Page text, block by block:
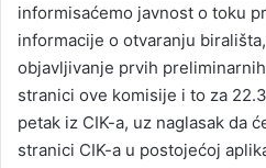
informisaćemo javnost o toku
informacije o otvaranju
objavljivanje prvih
stranici ove komisije i to za
petak iz CIK-a, uz naglasak da
stranici CIK-a u postojećoj